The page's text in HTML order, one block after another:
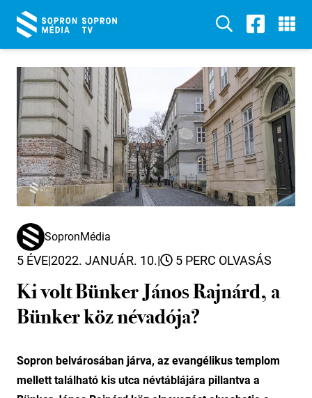
SopronMédia
5 ÉVE|2022. JANUÁR. 10.| 5 PERC OLVASÁS
Ki volt Bünker János Rajnárd, a
Bünker köz névadója?
Sopron belvárosában járva, az evangélikus templom
mellett található kis utca névtáblájára pillantva a